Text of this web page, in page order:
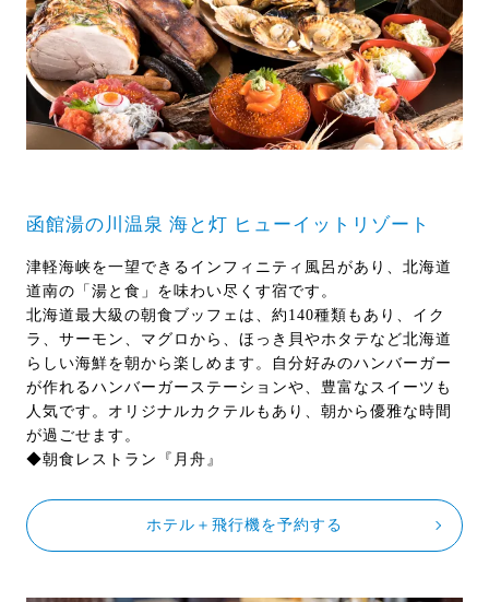
函館湯の川温泉 海と灯 ヒューイットリゾート
津軽海峡を一望できるインフィニティ風呂があり、北海道
道南の「湯と食」を味わい尽くす宿です。
北海道最大級の朝食ブッフェは、約140種類もあり、イク
ラ、サーモン、マグロから、ほっき貝やホタテなど北海道
らしい海鮮を朝から楽しめます。自分好みのハンバーガー
が作れるハンバーガーステーションや、豊富なスイーツも
人気です。オリジナルカクテルもあり、朝から優雅な時間
が過ごせます。
◆朝食レストラン『月舟』
ホテル＋飛行機を予約する